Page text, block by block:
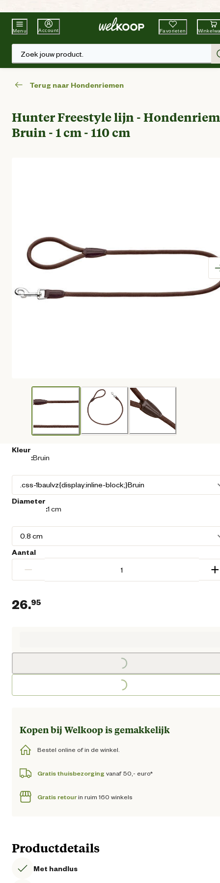
Beste WinkelketenTuin & Dier
Menu Account Favorieten
Zoek jouw product.
Terug naar Hondenriemen
Hunter Freestyle lijn -
Bruin - 1 cm - 110 cm
Kleur
:Bruin
Diameter
:1 cm
Aantal
− +
26.95
Loading...
Loading...
Kopen bij Welkoop is gemakkelijk
Bestel online of in de winkel.
Gratis thuisbezorging vanaf 50,- euro*
Gratis retourin ruim 160 winkels
Productdetails
Met handlus